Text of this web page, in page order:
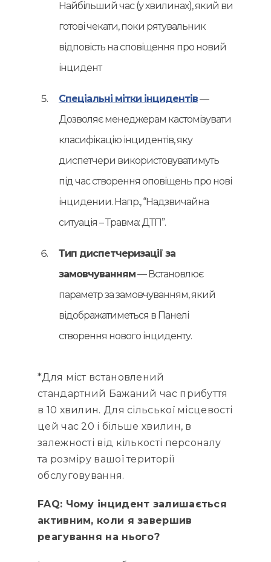
Найбільший час (у хвилинах), який ви
готові чекати, поки рятувальник
відповість на сповіщення про новий
інцидент
Спеціальні мітки інцидентів—
Дозволяє менеджерам кастомізувати
класифікацію інцидентів, яку
диспетчери використовуватимуть
під час створення оповіщень про нові
інцидении. Напр., “Надзвичайна
ситуація – Травма: ДТП”.
Тип диспетчеризації за
замовчуванням— Встановлює
параметр за замовчуванням, який
відображатиметься в Панелі
створення нового інциденту.
*Для міст встановлений
стандартний Бажаний час прибуття
в 10 хвилин. Для сільської місцевості
цей час 20 і більше хвилин, в
залежності від кількості персоналу
та розміру вашої території
обслуговування.
FAQ: Чому інцидент залишається
активним, коли я завершив
реагування на нього?